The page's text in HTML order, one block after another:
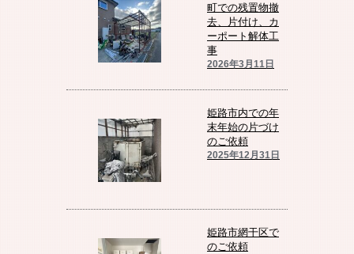
町での残置物撤
去、片付け、カ
ーポート解体工
事
2026年3月11日
姫路市内での年
末年始の片づけ
のご依頼
2025年12月31日
姫路市網干区で
のご依頼